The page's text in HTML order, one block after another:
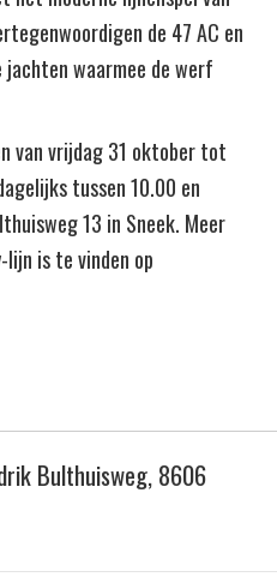
de 47 AC en
jachten waarmee de werf
van vrijdag 31 oktober tot
tussen 10.00 en
13 in Sneek. Meer
is te vinden op
Bulthuisweg, 8606